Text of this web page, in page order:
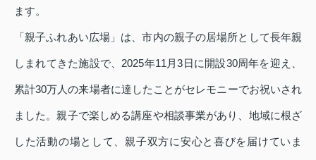
ます。
「親子ふれあい広場」は、市内の親子の居場所として長年親
しまれてきた施設で、2025年11月3日に開設30周年を迎え、
累計30万人の来場者に達したことがセレモニーでお祝いされ
ました。親子で楽しめる講座や相談事業があり、地域に根ざ
した活動の場として、親子双方に安心と喜びを届けていま